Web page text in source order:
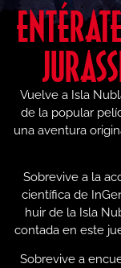
Vuelve a Isla
de la popular
una aventura
Sobrevive a la
científica de
huir de la Isla
contada en este
Sobrevive a